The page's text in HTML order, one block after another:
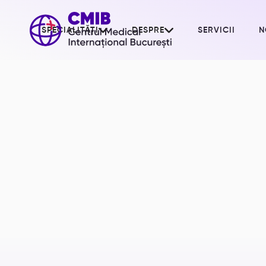
SPECIALITĂȚI DESPRE SERVICII